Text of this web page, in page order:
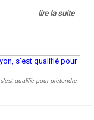
lire la suite
qualifié pour prétendre